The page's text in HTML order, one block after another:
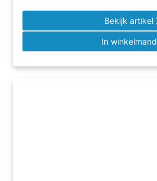
Bekijk artikel
In winkelmand